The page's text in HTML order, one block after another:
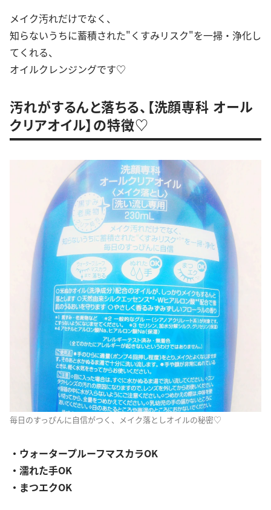
メイク汚れだけでなく、
知らないうちに蓄積された"くすみリスク"を一掃・浄化し
てくれる、
オイルクレンジングです♡
汚れがするんと落ちる、【洗顔専科 オール
クリアオイル】の特徴♡
毎日のすっぴんに自信がつく、メイク落としオイルの秘密♡
・ウォータープルーフマスカラOK
・濡れた手OK
・まつエクOK